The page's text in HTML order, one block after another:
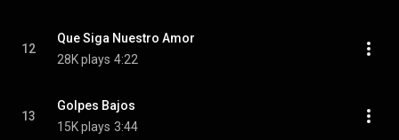
12
Que Siga Nuestro Amor
28K plays 4:22
13
Golpes Bajos
15K plays 3:44